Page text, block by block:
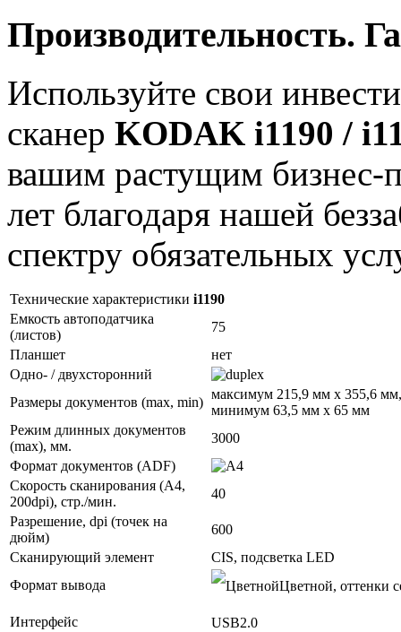
Производительность.
Используйте свои
сканер KODAK i1190 /
вашим растущим бизнес-
лет благодаря нашей
спектру обязательных
Технические характеристики i1190
Емкость автоподатчика
(листов)
75
Планшет
нет
Одно- / двухсторонний
Размеры документов (max, min)
максимум 215,9 мм x 355,6 мм,
минимум 63,5 мм x 65 мм
Режим длинных документов
(max), мм.
3000
Формат документов (ADF)
Скорость сканирования (А4,
200dpi), стр./мин.
40
Разрешение, dpi (точек на
дюйм)
600
Сканирующий элемент
CIS, подсветка LED
Формат вывода
Цветной, оттенки
Интерфейс
USB2.0